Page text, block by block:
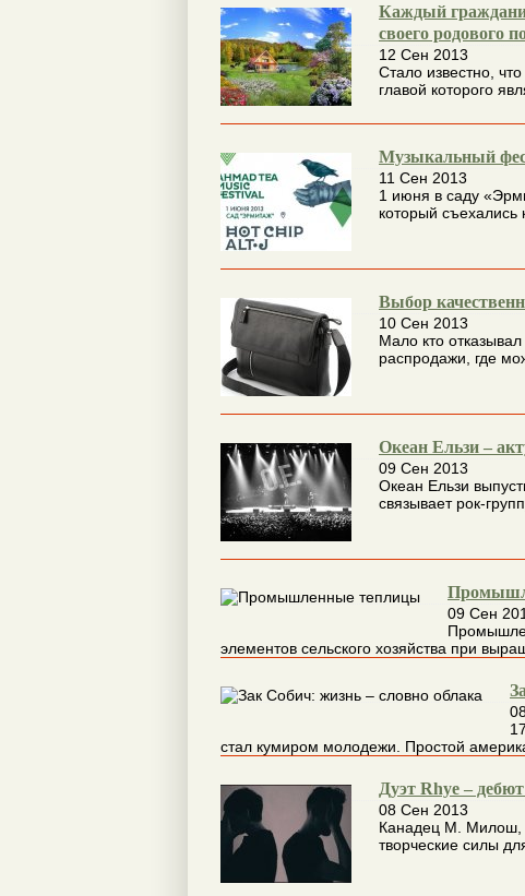
Каждый
своего родового
12 Сен 2013
Стало известно,
главой которого
Музыкальный
11 Сен 2013
1 июня в саду
который съехались
Выбор
10 Сен 2013
Мало кто
распродажи, где
Океан Ельзи –
09 Сен 2013
Океан Ельзи
связывает рок-
09 Сен
элементов сельского хозяйства при
стал кумиром молодежи. Простой
Дуэт Rhye –
08 Сен 2013
Канадец М. Милош,
творческие силы